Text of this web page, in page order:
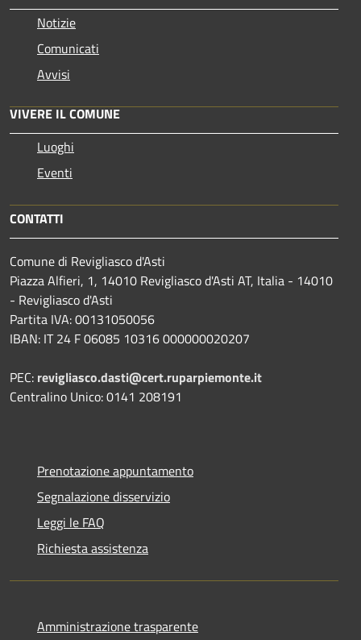
Notizie
Comunicati
Avvisi
VIVERE IL COMUNE
Luoghi
Eventi
CONTATTI
Comune di Revigliasco d'Asti
Piazza Alfieri, 1, 14010 Revigliasco d'Asti AT, Italia - 14010
- Revigliasco d'Asti
Partita IVA: 00131050056
IBAN: IT 24 F 06085 10316 000000020207
PEC: revigliasco.dasti@cert.ruparpiemonte.it
Centralino Unico: 0141 208191
Prenotazione appuntamento
Segnalazione disservizio
Leggi le FAQ
Richiesta assistenza
Amministrazione trasparente